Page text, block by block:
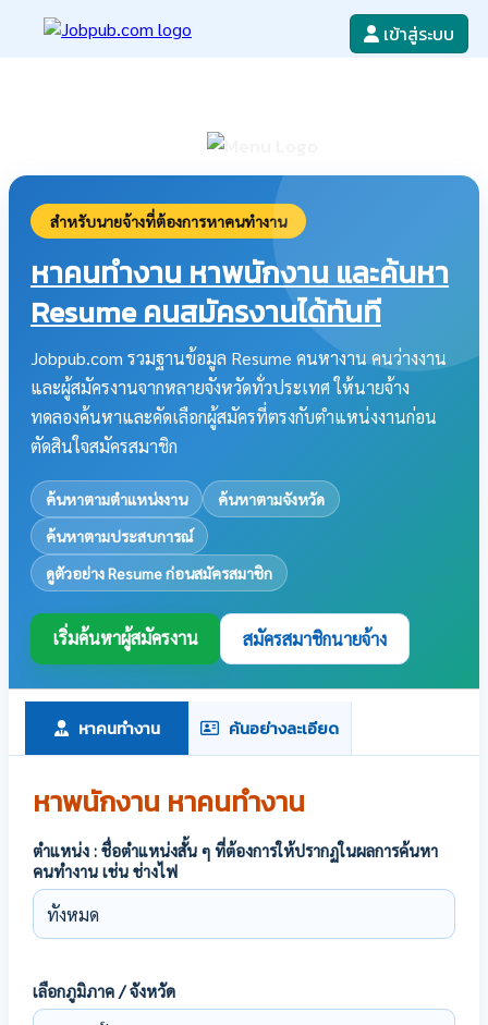
เข้าสู่ระบบ
สำหรับนายจ้างที่ต้องการหาคนทำงาน
หาคนทำงาน หาพนักงาน และค้นหา
Resume คนสมัครงานได้ทันที
Jobpub.com รวมฐานข้อมูล Resume คนหางาน คนว่างงาน
และผู้สมัครงานจากหลายจังหวัดทั่วประเทศ ให้นายจ้าง
ทดลองค้นหาและคัดเลือกผู้สมัครที่ตรงกับตำแหน่งงานก่อน
ตัดสินใจสมัครสมาชิก
ค้นหาตามตำแหน่งงาน
ค้นหาตามจังหวัด
ค้นหาตามประสบการณ์
ดูตัวอย่าง Resume ก่อนสมัครสมาชิก
เริ่มค้นหาผู้สมัครงาน สมัครสมาชิกนายจ้าง
หาคนทำงาน ค้นอย่างละเอียด
หาพนักงาน หาคนทำงาน
ตำแหน่ง : ชื่อตำแหน่งสั้น ๆ ที่ต้องการให้ปรากฏในผลการค้นหา
คนทำงาน เช่น ช่างไฟ
เลือกภูมิภาค / จังหวัด